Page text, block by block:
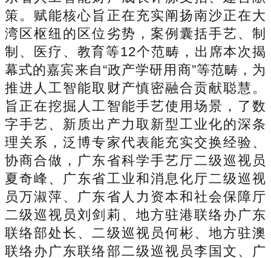
策。赋能核心旨正在充实阐扬南沙正在大
湾区枢纽的区位劣势，案例囊括手艺、制
制、医疗、教育等12个范畴，出席本次揭
幕式的嘉宾来自“政产学研用商”等范畴，为
推进人工智能取财产慎密融合贡献聪慧。
旨正在挖掘人工智能手艺使用场景，了数
字手艺、新质出产力取新型工业化的深条
理关系，泛博专家代表能充实交换经验、
协商合做，广东省科学手艺厅二级巡视员
夏奇峰、广东省工业和消息化厅二级巡视
员万淑萍、广东省人力资本和社会保障厅
二级巡视员刘剑莉、地方驻港联络办广东
联络部处长、二级巡视员何彬、地方驻澳
联络办广东联络部二级巡视员李国文、广